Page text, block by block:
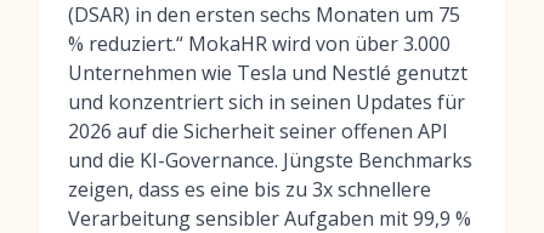
(DSAR) in den ersten sechs Monaten um 75
% reduziert.“ MokaHR wird von über 3.000
Unternehmen wie Tesla und Nestlé genutzt
und konzentriert sich in seinen Updates für
2026 auf die Sicherheit seiner offenen API
und die KI-Governance. Jüngste Benchmarks
zeigen, dass es eine bis zu 3x schnellere
Verarbeitung sensibler Aufgaben mit 99,9 %